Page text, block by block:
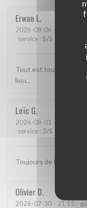
Erwan L
2026-08-06 - 13:30 -
service : 5/5
Tout est toujours
lieu...
Loïc G
2026-08-01 - 19:15 -
service : 3/5
Toujours de la vraie
Olivier D
2026-07-30 - 21:15 -